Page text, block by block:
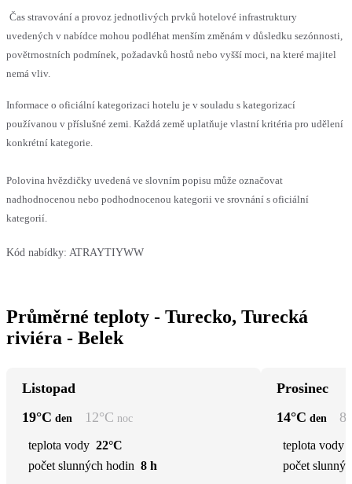
Čas stravování a provoz jednotlivých prvků hotelové infrastruktury
uvedených v nabídce mohou podléhat menším změnám v důsledku sezónnosti,
povětrnostních podmínek, požadavků hostů nebo vyšší moci, na které majitel
nemá vliv.
Informace o oficiální kategorizaci hotelu je v souladu s kategorizací
používanou v příslušné zemi. Každá země uplatňuje vlastní kritéria pro udělení
konkrétní kategorie.
Polovina hvězdičky uvedená ve slovním popisu může označovat
nadhodnocenou nebo podhodnocenou kategorii ve srovnání s oficiální
kategorií.
Kód nabídky: ATRAYTIYWW
Průměrné teploty - Turecko, Turecká
riviéra - Belek
Listopad
19°C den 12°C noc
teplota vody 22°C
počet slunných hodin 8 h
Prosinec
14°C den 8
teplota vody
počet